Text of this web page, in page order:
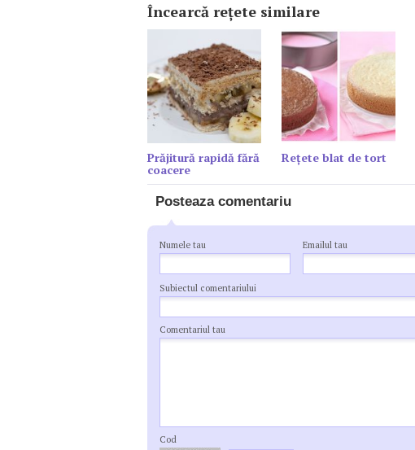
Încearcă reţete similare
Prăjitură rapidă fără
coacere
Reţete blat de tort
Posteaza comentariu
Numele tau Emailul tau
Subiectul comentariului
Comentariul tau
Cod